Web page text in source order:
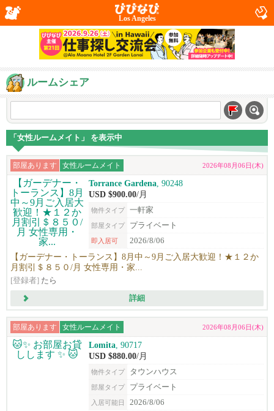
Los Angeles
ルームシェア
「女性ルームメイト」 を表示中
部屋あります 女性ルームメイト 2026年08月06日(木)
Torrance Gardena , 90248
USD $900.00/月
物件タイプ 一軒家
部屋タイプ プライベート
即入居可 2026/8/06
【ガーデナー・トーランス】8月中～9月ご入居大歓迎！★１２か
月割引＄８５０/月 女性専用・家...
[登録者] たら
詳細
部屋あります 女性ルームメイト 2026年08月06日(木)
Lomita , 90717
USD $880.00/月
物件タイプ タウンハウス
部屋タイプ プライベート
入居可能日 2026/8/06